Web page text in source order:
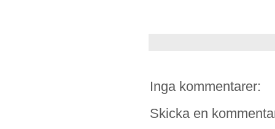
Inga kommentarer:
Skicka en